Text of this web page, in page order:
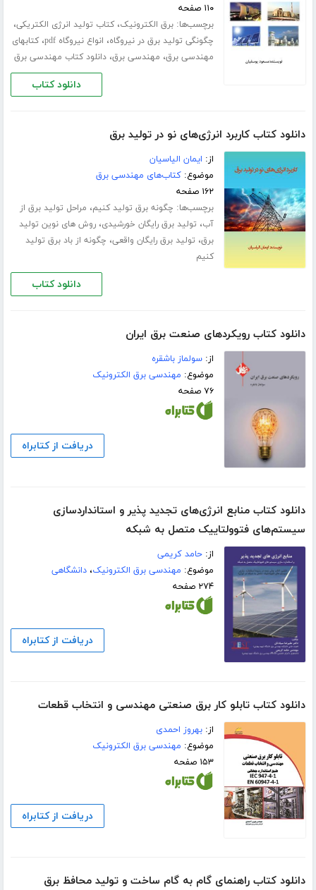
۱۱۰ صفحه
برچسب‌ها:برق الکترونیک،کتاب تولید انرژی الکتریکی،
چگونگی تولید برق در نیروگاه، انواع نیروگاه pdf ،کتابهای
مهندسی برق، مهندسی برق،دانلود کتاب مهندسی برق
دانلود کتاب
دانلود کتاب کاربرد انرژی‌های نو در تولید برق
از: ایمان الیاسیان
موضوع:کتاب‌های مهندسی برق
۱۶۲ صفحه
برچسب‌ها: چگونه برق تولید کنیم، مراحل تولید برق از
آب، تولید برق رایگان خورشیدی،روش های نوین تولید
برق، تولید برق رایگان واقعی، چگونه از باد برق تولید
کنیم
دانلود کتاب
دانلود کتاب رویکردهای صنعت برق ایران
از:سولماز باشقره
موضوع: مهندسی برق الکترونیک
۷۶ صفحه
دریافت از کتابراه
دانلود کتاب منابع انرژی‌های تجدید پذیر و استاندارد‌سازی
سیستم‌های فتوولتاییک متصل به شبکه
از:حامد کریمی
موضوع: مهندسی برق الکترونیک،دانشگاهی
۲۷۴ صفحه
دریافت از کتابراه
دانلود کتاب تابلو کار برق صنعتی مهندسی و انتخاب قطعات
از:بهروز احمدی
موضوع: مهندسی برق الکترونیک
۱۵۳ صفحه
دریافت از کتابراه
دانلود کتاب راهنمای گام به گام ساخت و تولید محافظ برق